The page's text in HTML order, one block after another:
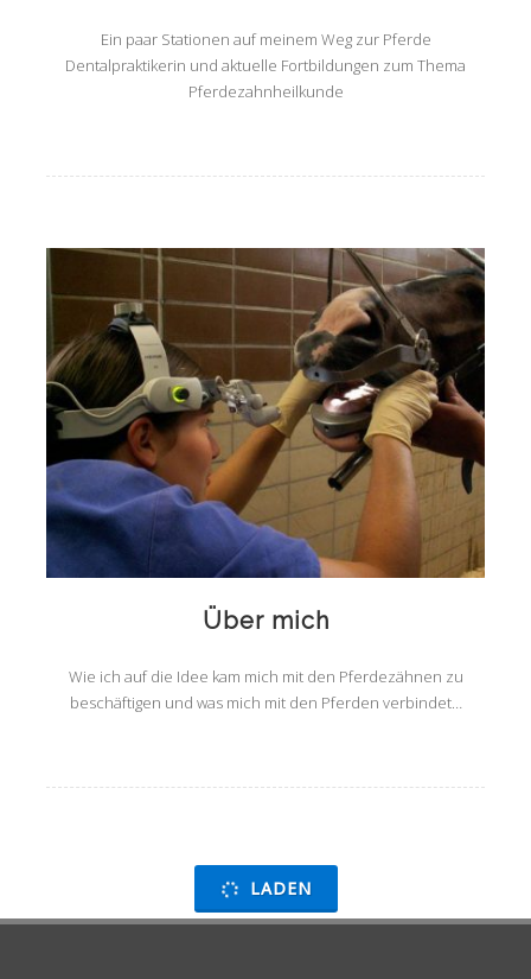
Ein paar Stationen auf meinem Weg zur Pferde
Dentalpraktikerin und aktuelle Fortbildungen zum Thema
Pferdezahnheilkunde
Über mich
Wie ich auf die Idee kam mich mit den Pferdezähnen zu
beschäftigen und was mich mit den Pferden verbindet…
LADEN